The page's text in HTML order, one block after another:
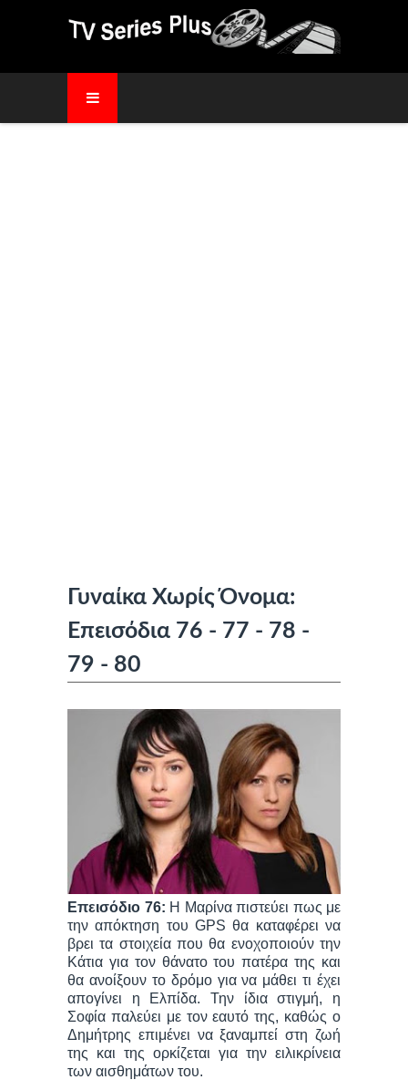
Γυναίκα Χωρίς Όνομα:
Επεισόδια 76 - 77 - 78 -
79 - 80
Επεισόδιο 76: Η Μαρίνα πιστεύει πως με
την απόκτηση του GPS θα καταφέρει να
βρει τα στοιχεία που θα ενοχοποιούν την
Κάτια για τον θάνατο του πατέρα της και
θα ανοίξουν το δρόμο για να μάθει τι έχει
απογίνει η Ελπίδα. Την ίδια στιγμή, η
Σοφία παλεύει με τον εαυτό της, καθώς ο
Δημήτρης επιμένει να ξαναμπεί στη ζωή
της και της ορκίζεται για την ειλικρίνεια
των αισθημάτων του.